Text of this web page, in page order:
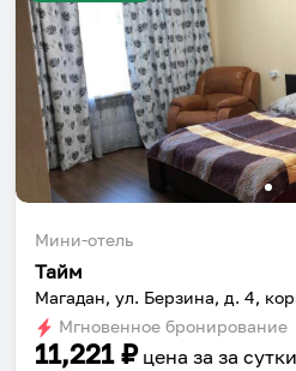
Мини-отель
Тайм
Магадан, ул. Берзина, д. 4,
Мгновенное бронирование
11,221₽ цена за за сутки